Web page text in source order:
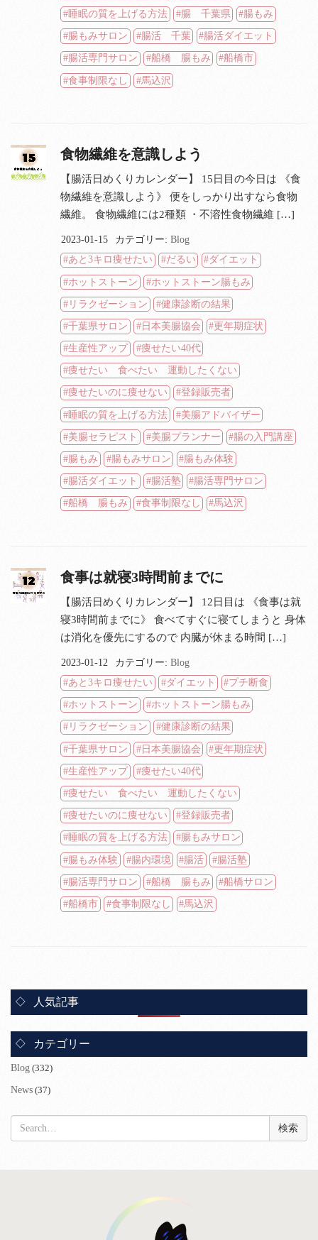
睡眠の質を上げる方法 腸 千葉県 腸もみ
腸もみサロン 腸活 千葉 腸活ダイエット
腸活専門サロン 船橋 腸もみ 船橋市
食事制限なし 馬込沢
食物繊維を意識しよう
【腸活日めくりカレンダー】 15日目の今日は 《食
物繊維を意識しよう》 便をしっかり出すなら食物
繊維。 食物繊維には2種類 ・不溶性食物繊維 […]
2023-01-15 カテゴリー:Blog
あと3キロ痩せたい
だるい ダイエット
ホットストーン ホットストーン腸もみ
リラクゼーション 健康診断の結果
千葉県サロン 日本美腸協会 更年期症状
生産性アップ 痩せたい40代
痩せたい 食べたい 運動したくない
痩せたいのに痩せない 登録販売者
睡眠の質を上げる方法 美腸アドバイザー
美腸セラピスト 美腸プランナー 腸の入門講座
腸もみ 腸もみサロン 腸もみ体験
腸活ダイエット 腸活塾 腸活専門サロン
船橋 腸もみ 食事制限なし 馬込沢
食事は就寝3時間前までに
【腸活日めくりカレンダー】 12日目は 《食事は就
寝3時間前までに》 食べてすぐに寝てしまうと 身体
は消化を優先にするので 内臓が休まる時間 […]
2023-01-12 カテゴリー:Blog
あと3キロ痩せたい
ダイエット プチ断食
ホットストーン ホットストーン腸もみ
リラクゼーション 健康診断の結果
千葉県サロン 日本美腸協会 更年期症状
生産性アップ 痩せたい40代
痩せたい 食べたい 運動したくない
痩せたいのに痩せない 登録販売者
睡眠の質を上げる方法 腸もみサロン
腸もみ体験 腸内環境 腸活 腸活塾
腸活専門サロン 船橋 腸もみ 船橋サロン
船橋市 食事制限なし 馬込沢
人気記事
カテゴリー
Blog (332)
News (37)
索: